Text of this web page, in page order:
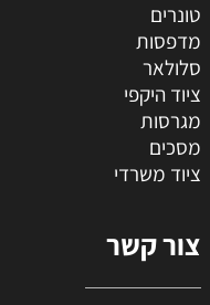
טונרים
מדפסות
סלולאר
ציוד היקפי
מגרסות
מסכים
ציוד משרדי
צור קשר